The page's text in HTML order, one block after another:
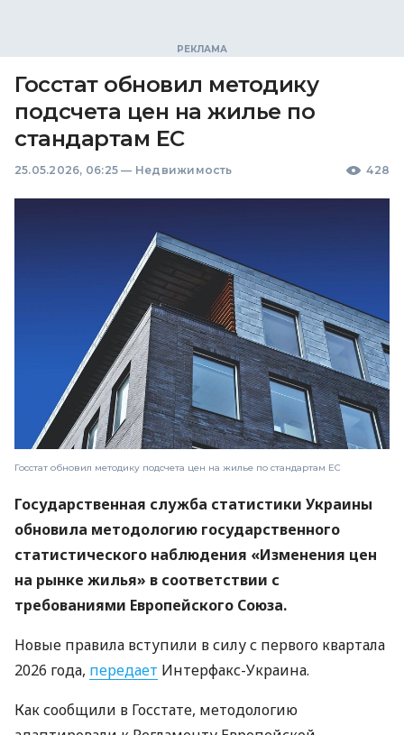
Госстат обновил методику
подсчета цен на жилье по
стандартам ЕС
25.05.2026, 06:25 — Недвижимость 428
Госстат обновил методику подсчета цен на жилье по стандартам ЕС
Государственная служба статистики Украины
обновила методологию государственного
статистического наблюдения «Изменения цен
на рынке жилья» в соответствии с
требованиями Европейского Союза.
Новые правила вступили в силу с первого квартала
2026 года, передает Интерфакс-Украина.
Как сообщили в Госстате, методологию